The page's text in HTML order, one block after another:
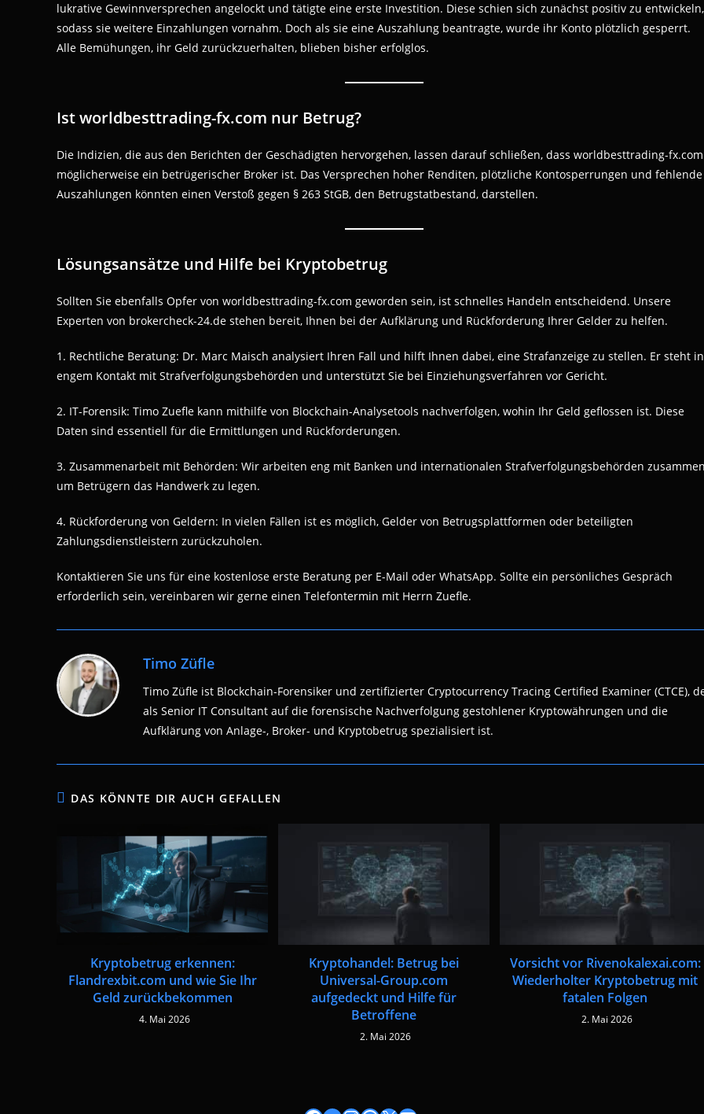
lukrative Gewinnversprechen angelockt und tätigte eine erste Investition. Diese schien sich zunächst positiv zu entwickeln,
sodass sie weitere Einzahlungen vornahm. Doch als sie eine Auszahlung beantragte, wurde ihr Konto plötzlich gesperrt.
Alle Bemühungen, ihr Geld zurückzuerhalten, blieben bisher erfolglos.
Ist worldbesttrading-fx.com nur Betrug?
Die Indizien, die aus den Berichten der Geschädigten hervorgehen, lassen darauf schließen, dass worldbesttrading-fx.com
möglicherweise ein betrügerischer Broker ist. Das Versprechen hoher Renditen, plötzliche Kontosperrungen und fehlende
Auszahlungen könnten einen Verstoß gegen § 263 StGB, den Betrugstatbestand, darstellen.
Lösungsansätze und Hilfe bei Kryptobetrug
Sollten Sie ebenfalls Opfer von worldbesttrading-fx.com geworden sein, ist schnelles Handeln entscheidend. Unsere
Experten von brokercheck-24.de stehen bereit, Ihnen bei der Aufklärung und Rückforderung Ihrer Gelder zu helfen.
1. Rechtliche Beratung: Dr. Marc Maisch analysiert Ihren Fall und hilft Ihnen dabei, eine Strafanzeige zu stellen. Er steht in
engem Kontakt mit Strafverfolgungsbehörden und unterstützt Sie bei Einziehungsverfahren vor Gericht.
2. IT-Forensik: Timo Zuefle kann mithilfe von Blockchain-Analysetools nachverfolgen, wohin Ihr Geld geflossen ist. Diese
Daten sind essentiell für die Ermittlungen und Rückforderungen.
3. Zusammenarbeit mit Behörden: Wir arbeiten eng mit Banken und internationalen Strafverfolgungsbehörden
um Betrügern das Handwerk zu legen.
4. Rückforderung von Geldern: In vielen Fällen ist es möglich, Gelder von Betrugsplattformen oder beteiligten
Zahlungsdienstleistern zurückzuholen.
Kontaktieren Sie uns für eine kostenlose erste Beratung per E-Mail oder WhatsApp. Sollte ein persönliches Gespräch
erforderlich sein, vereinbaren wir gerne einen Telefontermin mit Herrn Zuefle.
Timo Züfle
Timo Züfle ist Blockchain-Forensiker und zertifizierter Cryptocurrency Tracing Certified Examiner (CTCE),
als Senior IT Consultant auf die forensische Nachverfolgung gestohlener Kryptowährungen und die
Aufklärung von Anlage-, Broker- und Kryptobetrug spezialisiert ist.
DAS KÖNNTE DIR AUCH GEFALLEN
Kryptobetrug erkennen:
Flandrexbit.com und wie Sie Ihr
Geld zurückbekommen
4. Mai 2026
Kryptohandel: Betrug bei
Universal-Group.com
aufgedeckt und Hilfe für
Betroffene
2. Mai 2026
Vorsicht vor Rivenokalexai.com:
Wiederholter Kryptobetrug mit
fatalen Folgen
2. Mai 2026